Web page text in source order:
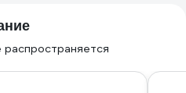
распространяется